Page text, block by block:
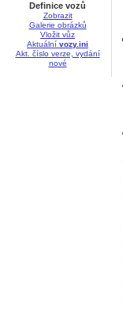
Definice vozů
Zobrazit
Galerie obrázků
Vložit vůz
Aktuální vozy.ini
Akt. číslo verze, vydání
nové